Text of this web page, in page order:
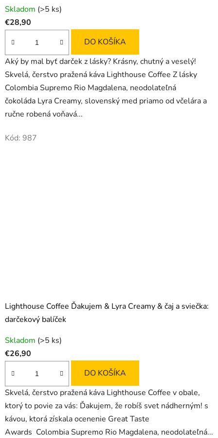
Skladom (>5 ks)
€28,90
DO KOŠÍKA
Aký by mal byť darček z lásky? Krásny, chutný a veselý!
Skvelá, čerstvo pražená káva Lighthouse Coffee Z lásky
Colombia Supremo Rio Magdalena, neodolateľná
čokoláda Lyra Creamy, slovenský med priamo od včelára a
ručne robená voňavá...
Kód: 987
Lighthouse Coffee Ďakujem & Lyra Creamy & čaj a sviečka:
darčekový balíček
Skladom (>5 ks)
€26,90
DO KOŠÍKA
Skvelá, čerstvo pražená káva Lighthouse Coffee v obale,
ktorý to povie za vás: Ďakujem, že robíš svet nádherným! s
kávou, ktorá získala ocenenie Great Taste
Awards Colombia Supremo Rio Magdalena, neodolateľná...